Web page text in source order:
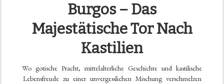
Burgos – Das
Majestätische Tor Nach
Kastilien
Wo gotische Pracht, mittelalterliche Geschichte und kastilische
Lebensfreude zu einer unvergesslichen Mischung verschmelzen